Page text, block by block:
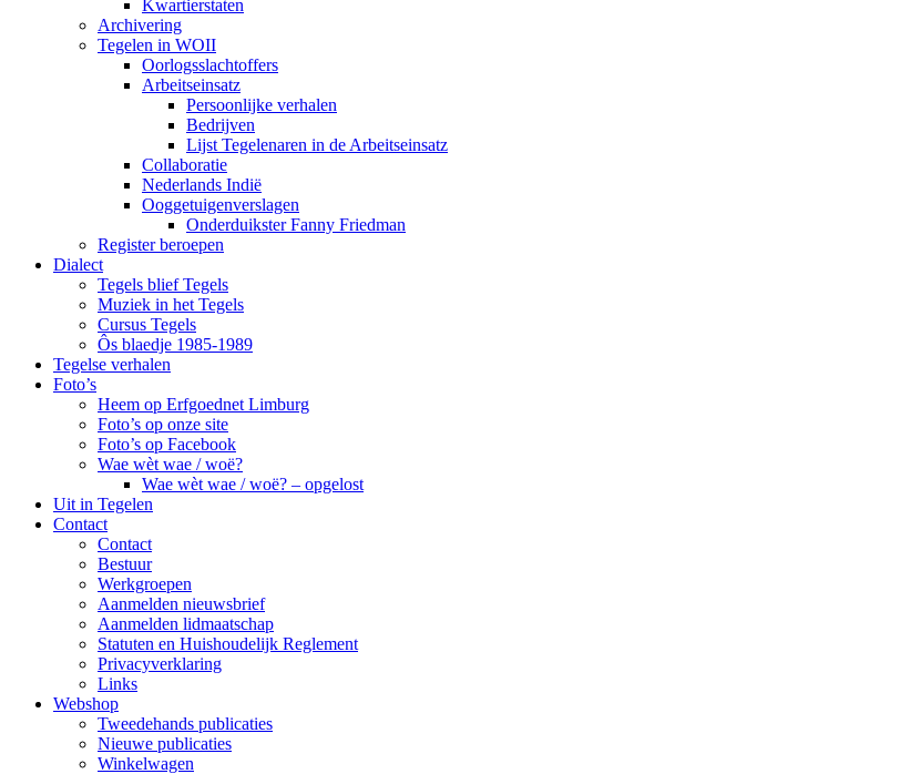
Kwartierstaten
Archivering
Tegelen in WOII
Oorlogsslachtoffers
Arbeitseinsatz
Persoonlijke verhalen
Bedrijven
Lijst Tegelenaren in de Arbeitseinsatz
Collaboratie
Nederlands Indië
Ooggetuigenverslagen
Onderduikster Fanny Friedman
Register beroepen
Dialect
Tegels blief Tegels
Muziek in het Tegels
Cursus Tegels
Ôs blaedje 1985-1989
Tegelse verhalen
Foto’s
Heem op Erfgoednet Limburg
Foto’s op onze site
Foto’s op Facebook
Wae wèt wae / woë?
Wae wèt wae / woë? – opgelost
Uit in Tegelen
Contact
Contact
Bestuur
Werkgroepen
Aanmelden nieuwsbrief
Aanmelden lidmaatschap
Statuten en Huishoudelijk Reglement
Privacyverklaring
Links
Webshop
Tweedehands publicaties
Nieuwe publicaties
Winkelwagen